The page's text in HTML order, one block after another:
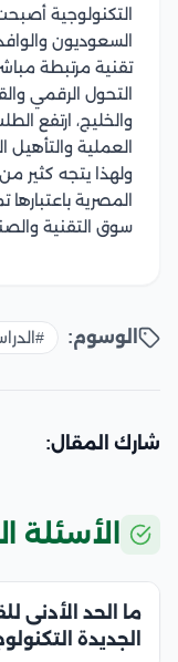
التكنولوجية
السعوديون
تقنية مرتبطة
التحول الرقمي
والخليج، ارتفع
العملية والتأهيل
ولهذا يتجه كثير
المصرية
سوق التقنية
الوسوم:
شارك المقال:
الأسئلة
ما الحد الأدنى
الجديدة